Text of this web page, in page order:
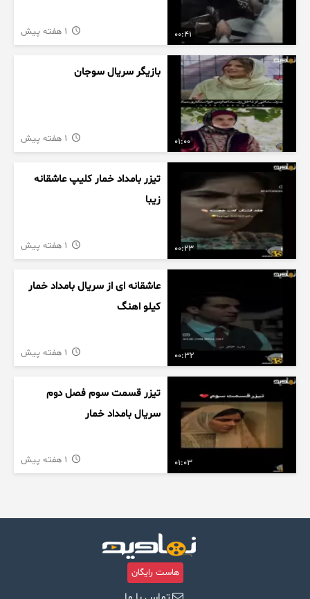
00:41
01:00
بازیگر سریال سوجان
00:23
تیزر بامداد خمار کلیپ عاشقانه
زیبا
00:32
عاشقانه ای از سریال بامداد خمار
کیلو اهنگ
01:03
تیزر قسمت سوم فصل دوم
سریال بامداد خمار
هاست رایگان